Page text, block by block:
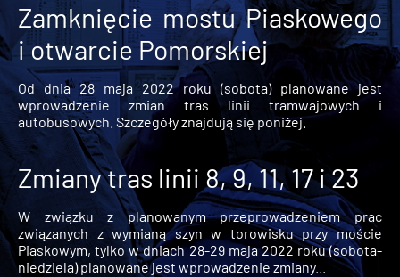
Zamknięcie mostu Piaskowego
i otwarcie Pomorskiej
Od dnia 28 maja 2022 roku (sobota) planowane jest
wprowadzenie zmian tras linii tramwajowych i
autobusowych. Szczegóły znajdują się poniżej.
Zmiany tras linii 8, 9, 11, 17 i 23
W związku z planowanym przeprowadzeniem prac
związanych z wymianą szyn w torowisku przy moście
Piaskowym, tylko w dniach 28-29 maja 2022 roku (sobota-
niedziela) planowane jest wprowadzenie zmiany...